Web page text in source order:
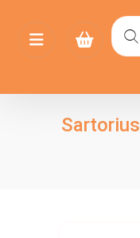
خرید و قیمت ترازو Sartorius